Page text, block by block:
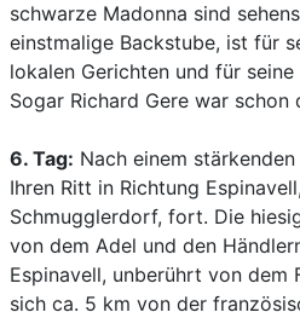
schwarze Madonna sind
einstmalige Backstube, ist für
lokalen Gerichten und für
Sogar Richard Gere war schon
6. Tag: Nach einem
Ihren Ritt in Richtung
Schmugglerdorf, fort. Die
von dem Adel und den
Espinavell, unberührt von dem
sich ca. 5 km von der